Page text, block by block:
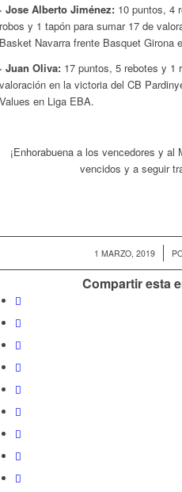
· Jose Alberto Jiménez: 10 puntos, 4
robos y 1 tapón para sumar 17 de
Basket Navarra frente Basquet Girona
· Juan Oliva: 17 puntos, 5 rebotes y 1
valoración en la victoria del CB
Values en Liga EBA.
¡Enhorabuena a los vencedores y al
vencidos y a seguir
1 MARZO, 2019
/
Compartir esta